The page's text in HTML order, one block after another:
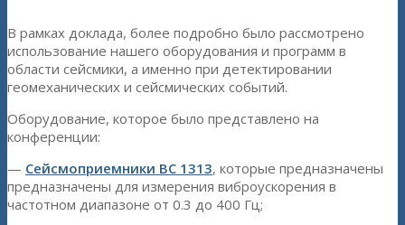
В рамках доклада, более подробно было рассмотрено
использование нашего оборудования и программ в
области сейсмики, а именно при детектировании
геомеханических и сейсмических событий.
Оборудование, которое было представлено на
конференции:
— Сейсмоприемники ВС 1313, которые предназначены
предназначены для измерения виброускорения в
частотном диапазоне от 0.3 до 400 Гц;